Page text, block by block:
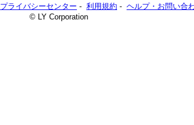
プライバシーセンター - 利用規約 - ヘルプ・お問い合
© LY Corporation